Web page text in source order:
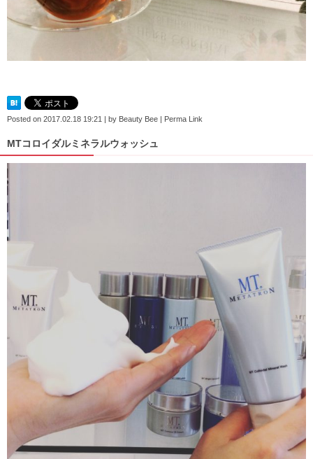
Posted on 2017.02.18 19:21 | by Beauty Bee | Perma Link
MTコロイダルミネラルウォッシュ